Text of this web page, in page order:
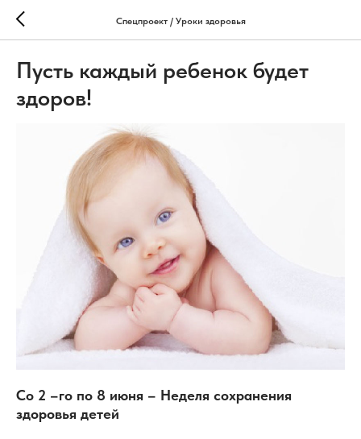
Спецпроект / Уроки здоровья
Пусть каждый ребенок будет
здоров!
Со 2 –го по 8 июня – Неделя сохранения
здоровья детей